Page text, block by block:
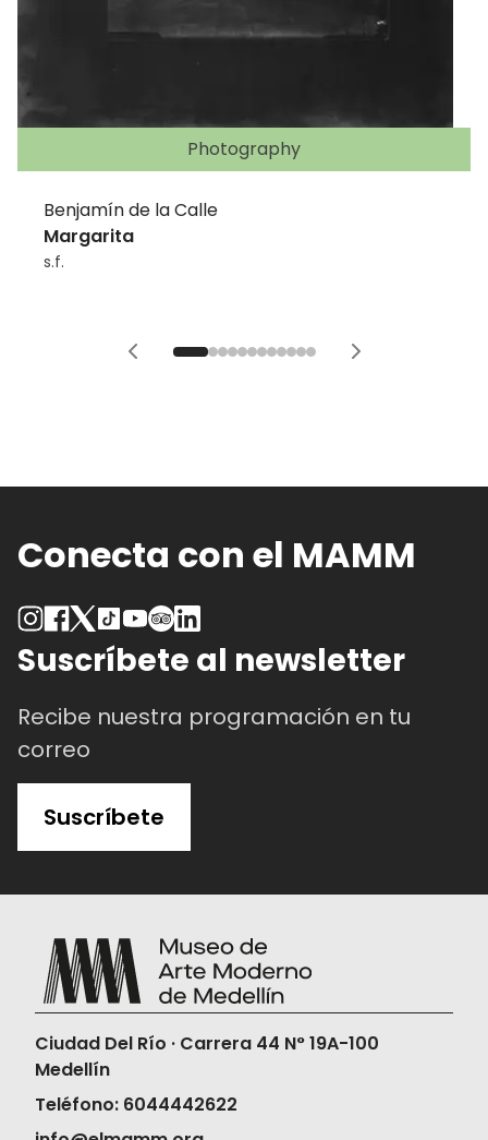
Photography
Benjamín de la Calle
Margarita
s.f.
Conecta con el MAMM
Suscríbete al newsletter
Recibe nuestra programación en tu
correo
Suscríbete
Ciudad Del Río · Carrera 44 N° 19A-100
Medellín
Teléfono: 6044442622